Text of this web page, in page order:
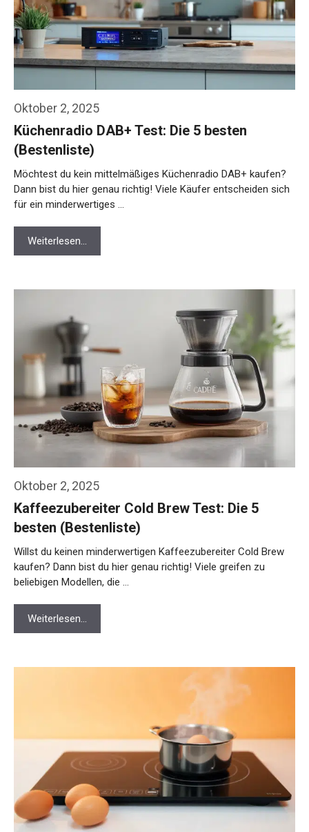
Oktober 2, 2025
Küchenradio DAB+ Test: Die 5 besten
(Bestenliste)
Möchtest du kein mittelmäßiges Küchenradio DAB+ kaufen?
Dann bist du hier genau richtig! Viele Käufer entscheiden sich
für ein minderwertiges …
Weiterlesen…
Oktober 2, 2025
Kaffeezubereiter Cold Brew Test: Die 5
besten (Bestenliste)
Willst du keinen minderwertigen Kaffeezubereiter Cold Brew
kaufen? Dann bist du hier genau richtig! Viele greifen zu
beliebigen Modellen, die …
Weiterlesen…